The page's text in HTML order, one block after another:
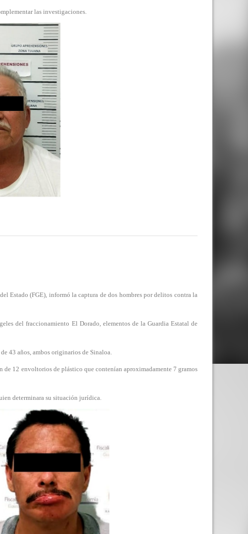
las investigaciones.
Estado (FGE), informó la captura de dos hombres por delitos contra la
del fraccionamiento El Dorado, elementos de la Guardia Estatal de
43 años, ambos originarios de Sinaloa.
12 envoltorios de plástico que contenían aproximadamente 7 gramos
determinara su situación jurídica.